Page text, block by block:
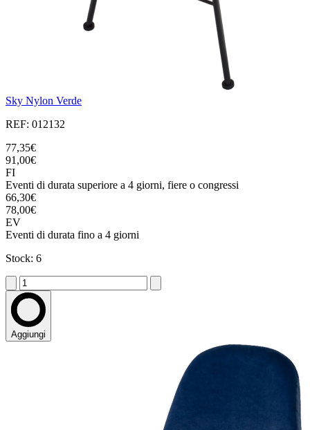
Sky Nylon Verde
REF: 012132
77,35€
91,00€
FI
Eventi di durata superiore a 4 giorni, fiere o congressi
66,30€
78,00€
EV
Eventi di durata fino a 4 giorni
Stock: 6
Aggiungi